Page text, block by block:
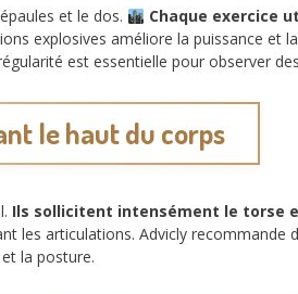
et le dos.
Chaque exercice
explosives améliore la puissance et
est essentielle pour observer
le haut du corps
Ils sollicitent intensément le torse
les articulations. Advicly recommande
la posture.